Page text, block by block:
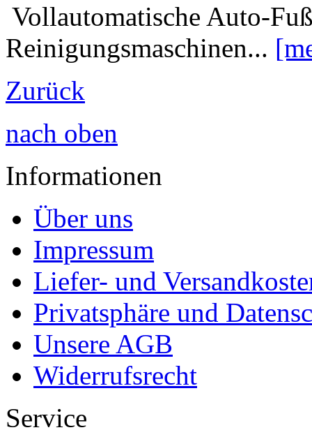
Vollautomatische Auto-
Reinigungsmaschinen...
Zurück
nach oben
Informationen
Über uns
Impressum
Liefer- und
Privatsphäre und
Unsere AGB
Widerrufsrecht
Service